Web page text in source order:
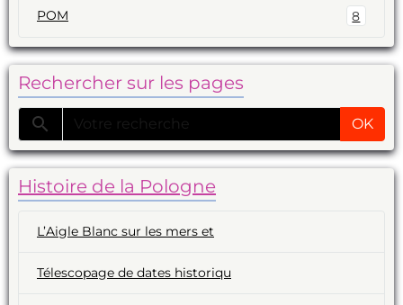
POM 8
Rechercher sur les pages
OK
Histoire de la Pologne
L’Aigle Blanc sur les mers et
Télescopage de dates historiqu